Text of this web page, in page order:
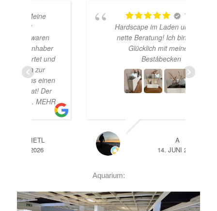
TOP
Hardscape im Laden und sehr
nette Beratung! Ich bin super
Glücklich mit meinem
14. JUNI 2026
Aquarium: